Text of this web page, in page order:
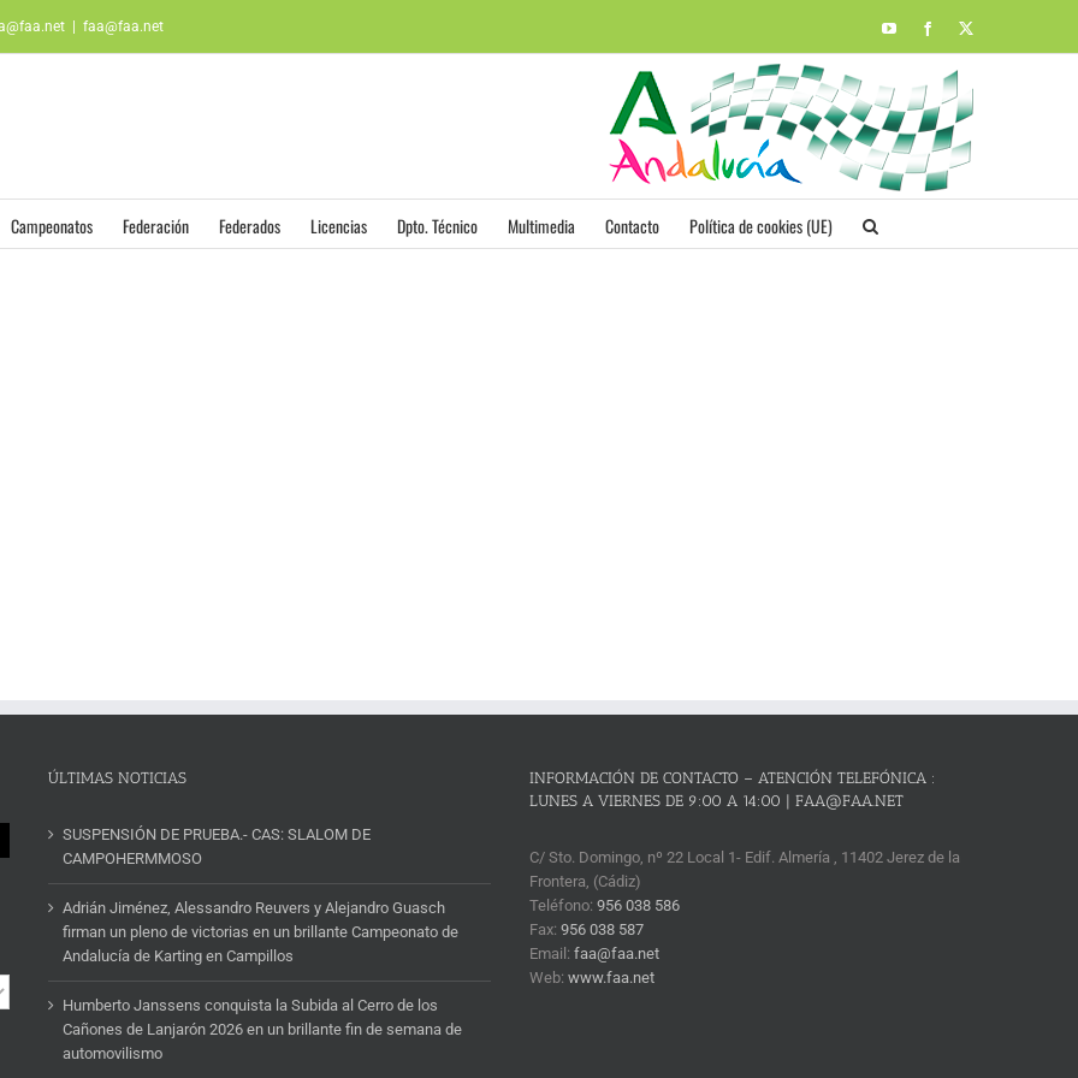
faa@faa.net YouTubeFacebook
Campeonatos Federación Federados Licencias Dpto. Técnico Multimedia Contacto Política de cookies (UE)
ÚLTIMAS NOTICIAS
SUSPENSIÓN DE PRUEBA.- CAS: SLALOM DE
CAMPOHERMMOSO
Adrián Jiménez, Alessandro Reuvers y Alejandro Guasch
firman un pleno de victorias en un brillante Campeonato de
Andalucía de Karting en Campillos
Humberto Janssens conquista la Subida al Cerro de los
Cañones de Lanjarón 2026 en un brillante fin de semana de
automovilismo
INFORMACIÓN DE CONTACTO – ATENCIÓN TELEFÓNICA :
LUNES A VIERNES DE 9:00 A 14:00 | FAA@FAA.NET
C/ Sto. Domingo, nº 22 Local 1- Edif. Almería , 11402 Jerez de la
Frontera, (Cádiz)
Teléfono:956 038 586
Fax:956 038 587
Email:faa@faa.net
Web:www.faa.net